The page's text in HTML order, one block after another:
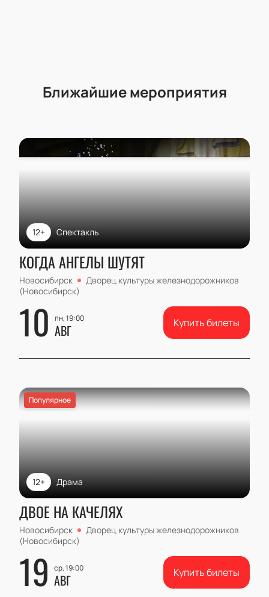
Ближайшие мероприятия
Спектакль
12+
КОГДА АНГЕЛЫ ШУТЯТ
Новосибирск
Дворец культуры железнодорожников
(Новосибирск)
10 пн, 19:00
АВГ Купить билеты
Популярное
Драма
12+
ДВОЕ НА КАЧЕЛЯХ
Новосибирск
Дворец культуры железнодорожников
(Новосибирск)
19 ср, 19:00
АВГ Купить билеты